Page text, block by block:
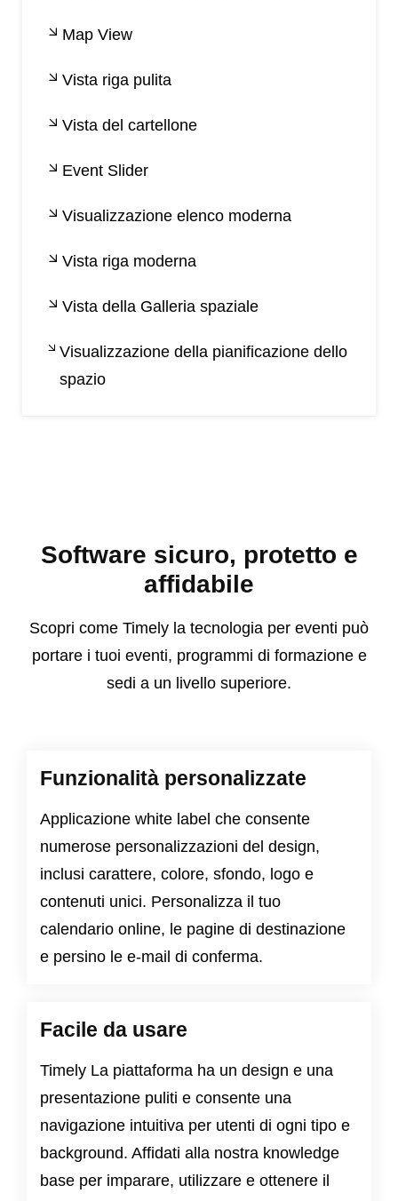
Map View
Vista riga pulita
Vista del cartellone
Event Slider
Visualizzazione elenco moderna
Vista riga moderna
Vista della Galleria spaziale
Visualizzazione della pianificazione dello
spazio
Software sicuro, protetto e
affidabile
Scopri come Timely la tecnologia per eventi può
portare i tuoi eventi, programmi di formazione e
sedi a un livello superiore.
Funzionalità personalizzate
Applicazione white label che consente
numerose personalizzazioni del design,
inclusi carattere, colore, sfondo, logo e
contenuti unici. Personalizza il tuo
calendario online, le pagine di destinazione
e persino le e-mail di conferma.
Facile da usare
Timely La piattaforma ha un design e una
presentazione puliti e consente una
navigazione intuitiva per utenti di ogni tipo e
background. Affidati alla nostra knowledge
base per imparare, utilizzare e ottenere il